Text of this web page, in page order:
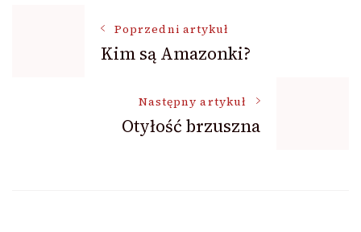
NawigacjaPoprzedni artykuł
Kim są Amazonki?
Następny artykuł
Otyłość brzuszna